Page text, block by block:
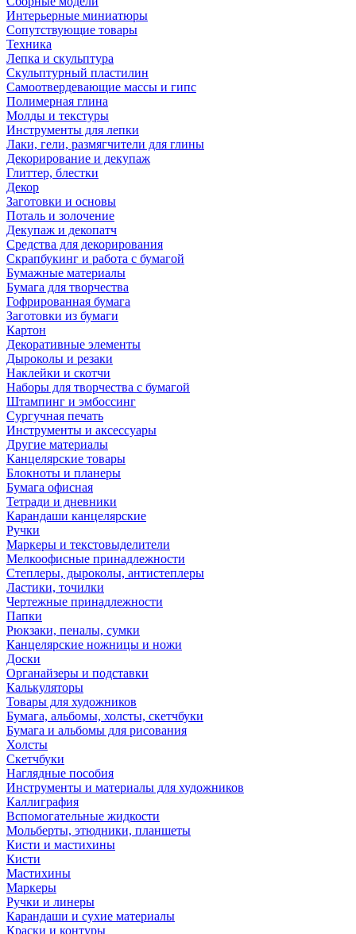
Интерьерные миниатюры
Сопутствующие товары
Техника
Лепка и скульптура
Скульптурный пластилин
Самоотвердевающие массы и гипс
Полимерная глина
Молды и текстуры
Инструменты для лепки
Лаки, гели, размягчители для глины
Декорирование и декупаж
Глиттер, блестки
Декор
Заготовки и основы
Поталь и золочение
Декупаж и декопатч
Средства для декорирования
Скрапбукинг и работа с бумагой
Бумажные материалы
Бумага для творчества
Гофрированная бумага
Заготовки из бумаги
Картон
Декоративные элементы
Дыроколы и резаки
Наклейки и скотчи
Наборы для творчества с бумагой
Штампинг и эмбоссинг
Сургучная печать
Инструменты и аксессуары
Другие материалы
Канцелярские товары
Блокноты и планеры
Бумага офисная
Тетради и дневники
Карандаши канцелярские
Ручки
Маркеры и текстовыделители
Мелкоофисные принадлежности
Степлеры, дыроколы, антистеплеры
Ластики, точилки
Чертежные принадлежности
Папки
Рюкзаки, пеналы, сумки
Канцелярские ножницы и ножи
Доски
Органайзеры и подставки
Калькуляторы
Товары для художников
Бумага, альбомы, холсты, скетчбуки
Бумага и альбомы для рисования
Холсты
Скетчбуки
Наглядные пособия
Инструменты и материалы для художников
Каллиграфия
Вспомогательные жидкости
Мольберты, этюдники, планшеты
Кисти и мастихины
Кисти
Мастихины
Маркеры
Ручки и линеры
Карандаши и сухие материалы
Краски и контуры